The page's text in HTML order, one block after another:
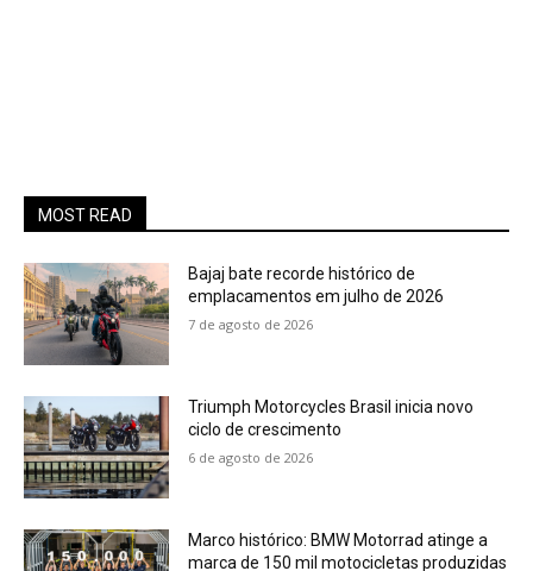
MOST READ
Bajaj bate recorde histórico de
emplacamentos em julho de 2026
7 de agosto de 2026
Triumph Motorcycles Brasil inicia novo
ciclo de crescimento
6 de agosto de 2026
Marco histórico: BMW Motorrad atinge a
marca de 150 mil motocicletas produzidas